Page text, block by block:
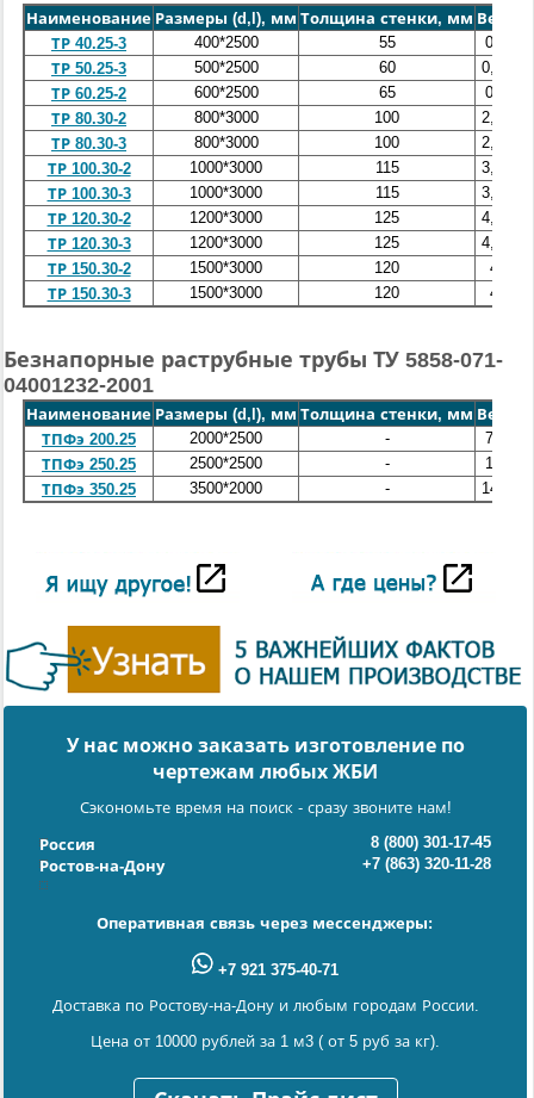
Наименование Размеры (d,l), мм Толщина стенки, мм Вес, т
ТР 40.25-3
400*2500 55
0,54
ТР 50.25-3
500*2500 60
0,728
ТР 60.25-2
600*2500 65
0,99
ТР 80.30-2
800*3000 100
2,303
ТР 80.30-3
800*3000 100
2,303
ТР 100.30-2
1000*3000 115
3,313
ТР 100.30-3
1000*3000 115
3,313
ТР 120.30-2
1200*3000 125
4,185
ТР 120.30-3
1200*3000 125
4,185
ТР 150.30-2
1500*3000 120
4,6
ТР 150.30-3
1500*3000 120 4,6
Безнапорные раструбные трубы ТУ 5858-071-
04001232-2001
Наименование Размеры (d,l), мм Толщина стенки, мм Вес, т
ТПФэ 200.25
2000*2500 -
7,33
ТПФэ 250.25
2500*2500 -
10,2
ТПФэ 350.25
3500*2000 - 14,45
У нас можно заказать изготовление по
чертежам любых ЖБИ
Сэкономьте время на поиск - сразу звоните нам!
Россия
8 (800) 301-17-45
Ростов-на-Дону
+7 (863) 320-11-28
Оперативная связь через мессенджеры:
+7 921 375-40-71
Доставка по Ростову-на-Дону и любым городам России.
Цена от 10000 рублей за 1 м3 ( от 5 руб за кг).